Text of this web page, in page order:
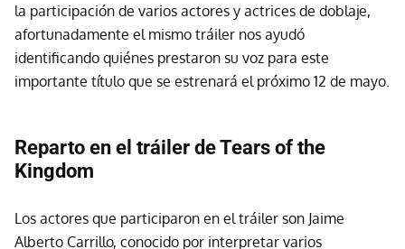
la participación de varios actores y actrices de doblaje,
afortunadamente el mismo tráiler nos ayudó
identificando quiénes prestaron su voz para este
importante título que se estrenará el próximo 12 de mayo.
Reparto en el tráiler de Tears of the
Kingdom
Los actores que participaron en el tráiler son Jaime
Alberto Carrillo, conocido por interpretar varios